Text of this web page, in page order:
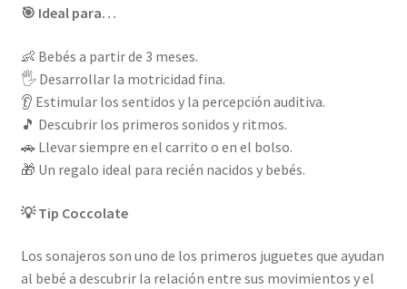
🎯 Ideal para…
👶 Bebés a partir de 3 meses.
🖐️ Desarrollar la motricidad fina.
👂 Estimular los sentidos y la percepción auditiva.
🎵 Descubrir los primeros sonidos y ritmos.
🚗 Llevar siempre en el carrito o en el bolso.
🎁 Un regalo ideal para recién nacidos y bebés.
💡 Tip Coccolate
Los sonajeros son uno de los primeros juguetes que ayudan
al bebé a descubrir la relación entre sus movimientos y el